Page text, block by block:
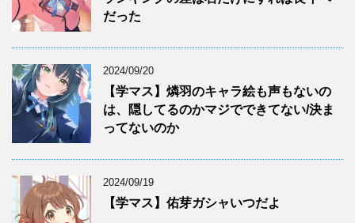
だった
2024/09/20
【学マス】燐羽のキャラ絵も声もないの
は、隠してるのかマジでできてない/決ま
ってないのか
2024/09/19
【学マス】佑芽ガシャいつだよ